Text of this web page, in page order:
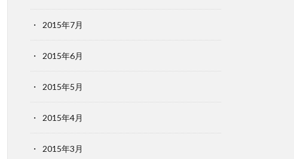
2015年7月
2015年6月
2015年5月
2015年4月
2015年3月